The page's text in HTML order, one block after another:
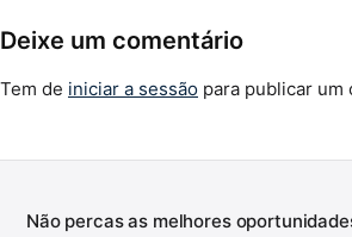
Deixe um comentário
Tem de iniciar a sessão para publicar um
Não percas as melhores